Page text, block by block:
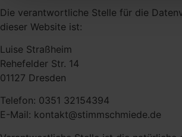
Die verantwortliche Stelle für die
dieser Website ist:
Luise Straßheim
Rehefelder Str. 14
01127 Dresden
Telefon: 0351 32154394
E-Mail: kontakt@stimmschmiede.de